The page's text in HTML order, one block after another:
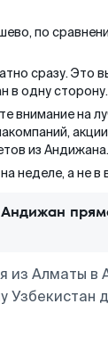
по
сразу. Это
в одну сторону.
внимание на
из Андижана.
неделе, а не в
из Алматы в
Узбекистан